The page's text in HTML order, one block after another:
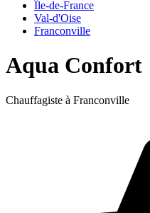
Île-de-France
Val-d'Oise
Franconville
Aqua Confort
Chauffagiste à Franconville